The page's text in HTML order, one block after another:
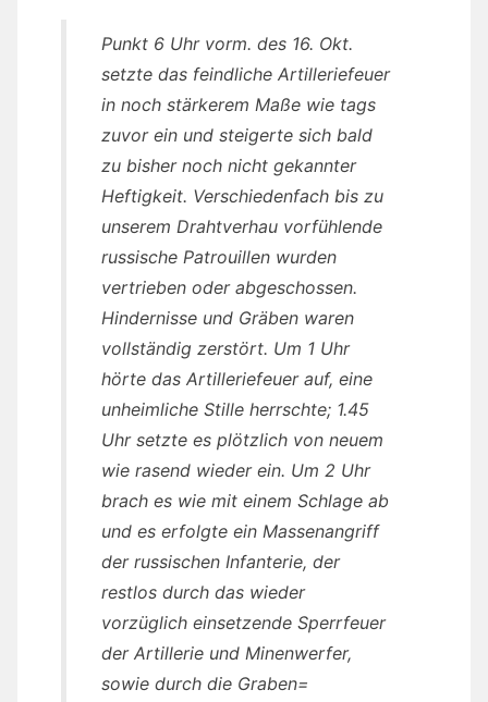
Punkt 6 Uhr vorm. des 16. Okt.
setzte das feindliche Artilleriefeuer
in noch stärkerem Maße wie tags
zuvor ein und steigerte sich bald
zu bisher noch nicht gekannter
Heftigkeit. Verschiedenfach bis zu
unserem Drahtverhau vorfühlende
russische Patrouillen wurden
vertrieben oder abgeschossen.
Hindernisse und Gräben waren
vollständig zerstört. Um 1 Uhr
hörte das Artilleriefeuer auf, eine
unheimliche Stille herrschte; 1.45
Uhr setzte es plötzlich von neuem
wie rasend wieder ein. Um 2 Uhr
brach es wie mit einem Schlage ab
und es erfolgte ein Massenangriff
der russischen Infanterie, der
restlos durch das wieder
vorzüglich einsetzende Sperrfeuer
der Artillerie und Minenwerfer,
sowie durch die Graben=